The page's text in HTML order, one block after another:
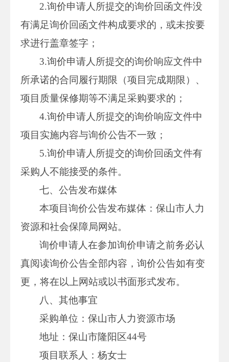
2.询价申请人所提交的询价回函文件没
有满足询价回函文件构成要求的，或未按要
求进行盖章签字；
3.询价申请人所提交的询价响应文件中
所承诺的合同履行期限（项目完成期限）、
项目质量保修期等不满足采购要求的；
4.询价申请人所提交的询价响应文件中
项目实施内容与询价公告不一致；
5.询价申请人所提交的询价回函文件有
采购人不能接受的条件。
七、公告发布媒体
本项目询价公告发布媒体：保山市人力
资源和社会保障局网站。
询价申请人在参加询价申请之前务必认
真阅读询价公告全部内容，询价公告如有变
更，将在以上网站或以书面形式发布。
八、其他事宜
采购单位：保山市人力资源市场
地址：保山市隆阳区44号
项目联系人：杨女士